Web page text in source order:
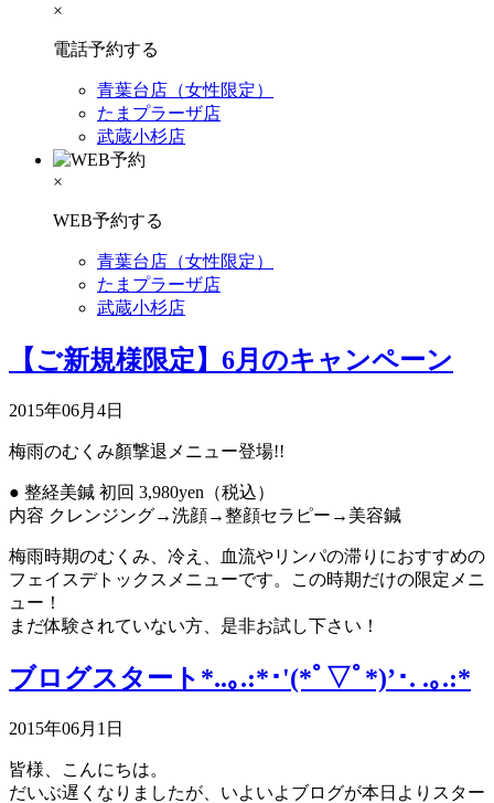
×
電話予約する
青葉台店（女性限定）
たまプラーザ店
武蔵小杉店
×
WEB予約する
青葉台店（女性限定）
たまプラーザ店
武蔵小杉店
【ご新規様限定】6月のキャンペーン
2015年06月4日
梅雨のむくみ顏撃退メニュー登場!!
● 整経美鍼 初回 3,980yen（税込）
内容 クレンジング→洗顔→整顔セラピー→美容鍼
梅雨時期のむくみ、冷え、血流やリンパの滞りにおすすめの
フェイスデトックスメニューです。この時期だけの限定メニ
ュー！
まだ体験されていない方、是非お試し下さい！
ブログスタート*..｡.:*･'(*ﾟ▽ﾟ*)’･. .｡.:*
2015年06月1日
皆様、こんにちは。
だいぶ遅くなりましたが、いよいよブログが本日よりスター